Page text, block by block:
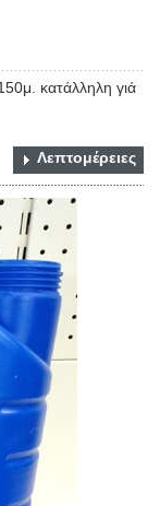
κατάλληλη γιά
Λεπτομέρειες